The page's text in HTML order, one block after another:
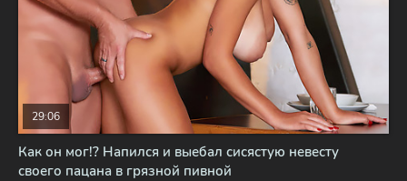
Как он мог!? Напился и выебал сисястую невесту
своего пацана в грязной пивной
29:06